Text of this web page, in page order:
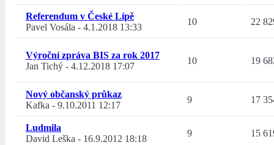
Referendum v České Lípě
Pavel Vosála - 4.1.2018 13:33
10 22
Výroční zpráva BIS za rok 2017
Jan Tichý - 4.12.2018 17:07
10 19
Nový občanský průkaz
Kafka - 9.10.2011 12:17
9 17
Ludmila
David Leška - 16.9.2012 18:18
9 15